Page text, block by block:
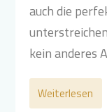
auch die
kein anderes
Weiterlesen